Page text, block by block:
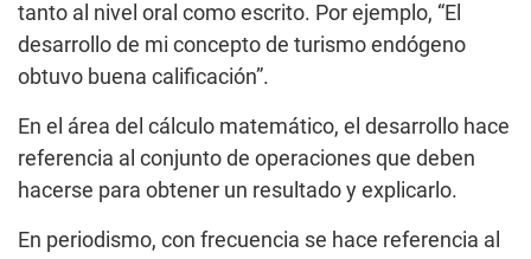
tanto al nivel oral como escrito. Por ejemplo, “El
desarrollo de mi concepto de turismo endógeno
obtuvo buena calificación”.
En el área del cálculo matemático, el desarrollo hace
referencia al conjunto de operaciones que deben
hacerse para obtener un resultado y explicarlo.
En periodismo, con frecuencia se hace referencia al